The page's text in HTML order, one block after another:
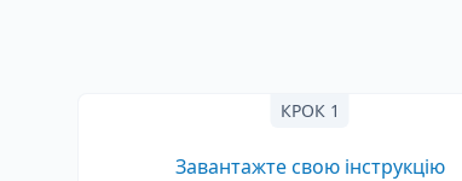
КРОК 1
Завантажте свою інструкцію